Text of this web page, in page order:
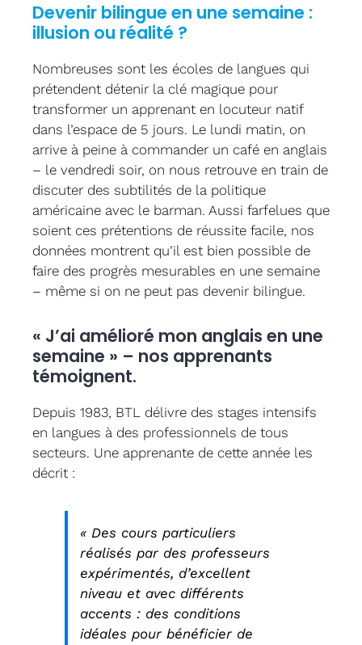
Devenir bilingue en une semaine :
illusion ou réalité ?
Nombreuses sont les écoles de langues qui
prétendent détenir la clé magique pour
transformer un apprenant en locuteur natif
dans l’espace de 5 jours. Le lundi matin, on
arrive à peine à commander un café en anglais
– le vendredi soir, on nous retrouve en train de
discuter des subtilités de la politique
américaine avec le barman. Aussi farfelues que
soient ces prétentions de réussite facile, nos
données montrent qu’il est bien possible de
faire des progrès mesurables en une semaine
– même si on ne peut pas devenir bilingue.
« J’ai amélioré mon anglais en une
semaine » – nos apprenants
témoignent.
Depuis 1983, BTL délivre des stages intensifs
en langues à des professionnels de tous
secteurs. Une apprenante de cette année les
décrit :
« Des cours particuliers
réalisés par des professeurs
expérimentés, d’excellent
niveau et avec différents
accents : des conditions
idéales pour bénéficier de